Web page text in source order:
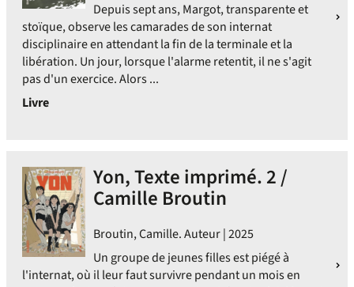
Depuis sept ans, Margot, transparente et
stoïque, observe les camarades de son internat
disciplinaire en attendant la fin de la terminale et la
libération. Un jour, lorsque l'alarme retentit, il ne s'agit
pas d'un exercice. Alors ...
Livre
Yon, Texte imprimé. 2 /
Camille Broutin
Broutin, Camille. Auteur | 2025
Un groupe de jeunes filles est piégé à
l'internat, où il leur faut survivre pendant un mois en